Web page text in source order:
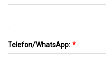
Telefon/WhatsApp:*